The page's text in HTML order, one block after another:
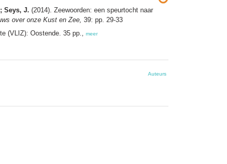
Seys, J. (2014). Zeewoorden: een speurtocht naar
over onze Kust en Zee, 39: pp. 29-33
(VLIZ): Oostende. 35 pp., meer
Auteurs